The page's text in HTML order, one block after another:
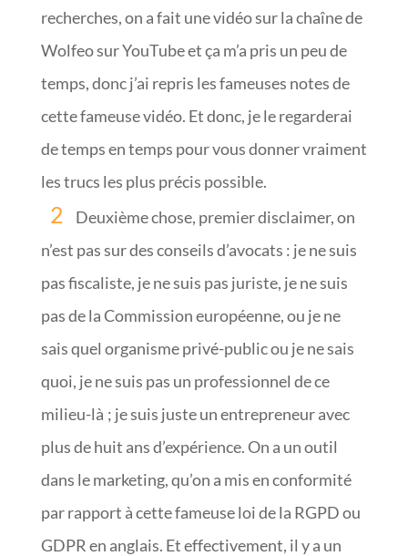
recherches, on a fait une vidéo sur la chaîne de
Wolfeo sur YouTube et ça m’a pris un peu de
temps, donc j’ai repris les fameuses notes de
cette fameuse vidéo. Et donc, je le regarderai
de temps en temps pour vous donner vraiment
les trucs les plus précis possible.
Deuxième chose, premier disclaimer, on
n’est pas sur des conseils d’avocats : je ne suis
pas fiscaliste, je ne suis pas juriste, je ne suis
pas de la Commission européenne, ou je ne
sais quel organisme privé-public ou je ne sais
quoi, je ne suis pas un professionnel de ce
milieu-là ; je suis juste un entrepreneur avec
plus de huit ans d’expérience. On a un outil
dans le marketing, qu’on a mis en conformité
par rapport à cette fameuse loi de la RGPD ou
GDPR en anglais. Et effectivement, il y a un